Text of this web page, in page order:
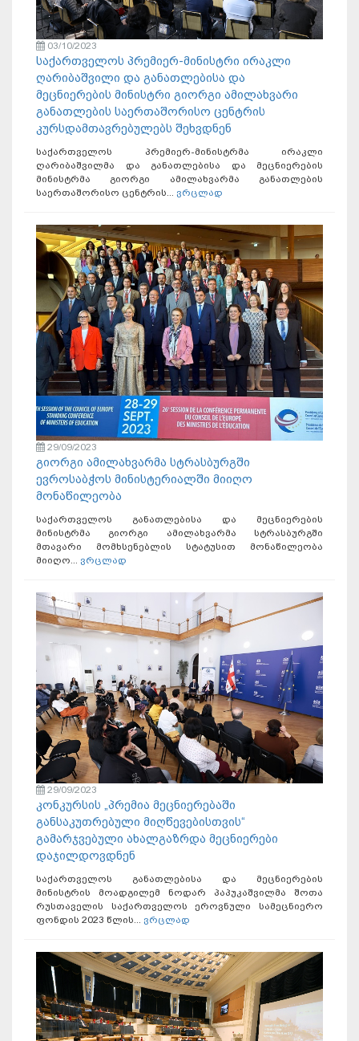
03/10/2023
საქართველოს პრემიერ-მინისტრი ირაკლი
ღარიბაშვილი და განათლებისა და
მეცნიერების მინისტრი გიორგი ამილახვარი
განათლების საერთაშორისო ცენტრის
კურსდამთავრებულებს შეხვდნენ
საქართველოს პრემიერ-მინისტრმა ირაკლი
ღარიბაშვილმა და განათლებისა და მეცნიერების
მინისტრმა გიორგი ამილახვარმა განათლების
საერთაშორისო ცენტრის... ვრცლად
29/09/2023
გიორგი ამილახვარმა სტრასბურგში
ევროსაბჭოს მინისტერიალში მიიღო
მონაწილეობა
საქართველოს განათლებისა და მეცნიერების
მინისტრმა გიორგი ამილახვარმა სტრასბურგში
მთავარი მომხსენებლის სტატუსით მონაწილეობა
მიიღო... ვრცლად
29/09/2023
კონკურსის „პრემია მეცნიერებაში
განსაკუთრებული მიღწევებისთვის“
გამარჯვებული ახალგაზრდა მეცნიერები
დაჯილდოვდნენ
საქართველოს განათლებისა და მეცნიერების
მინისტრის მოადგილემ ნოდარ პაპუკაშვილმა შოთა
რუსთაველის საქართველოს ეროვნული სამეცნიერო
ფონდის 2023 წლის... ვრცლად